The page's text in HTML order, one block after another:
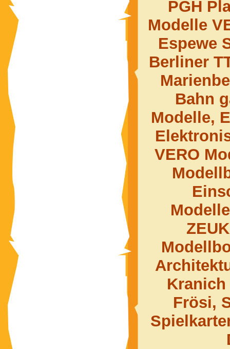
PGH
Modelle
Espewe
Berliner
Bahn
Modelle,
VERO
Kranich
Frösi,